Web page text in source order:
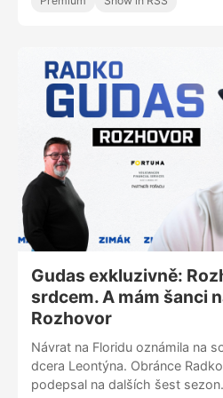
protože jsem furt fanoušek,“
Radka Gudase.
Gudas exkluzivně:
srdcem. A mám šanci
Rozhovor
Návrat na Floridu oznámila na
dcera Leontýna. Obránce
podepsal na dalších šest